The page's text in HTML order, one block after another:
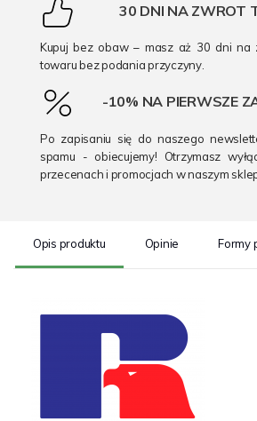
30 DNI NA ZWROT
Kupuj bez obaw – masz aż 30 dni na
towaru bez podania przyczyny.
-10% NA PIERWSZE
Po zapisaniu się do naszego
spamu - obiecujemy! Otrzymasz
przecenach i promocjach w naszym
Opis produktu Opinie Formy